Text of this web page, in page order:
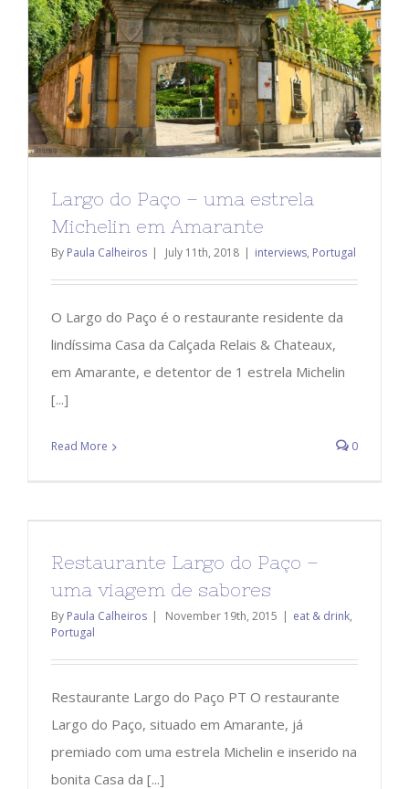
Largo do Paço – uma estrela
Michelin em Amarante
By Paula Calheiros | July 11th, 2018 | interviews, Portugal
O Largo do Paço é o restaurante residente da
lindíssima Casa da Calçada Relais & Chateaux,
em Amarante, e detentor de 1 estrela Michelin
[...]
Read More 0
Restaurante Largo do Paço –
uma viagem de sabores
By Paula Calheiros | November 19th, 2015 | eat & drink,
Portugal
Restaurante Largo do Paço PT O restaurante
Largo do Paço, situado em Amarante, já
premiado com uma estrela Michelin e inserido na
bonita Casa da [...]